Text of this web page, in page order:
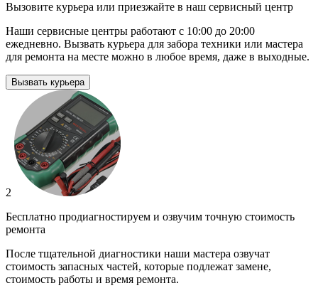
Вызовите курьера или приезжайте в наш сервисный центр
Наши сервисные центры работают с 10:00 до 20:00
ежедневно. Вызвать курьера для забора техники или мастера
для ремонта на месте можно в любое время, даже в выходные.
Вызвать курьера
2
Бесплатно продиагностируем и озвучим точную стоимость
ремонта
После тщательной диагностики наши мастера озвучат
стоимость запасных частей, которые подлежат замене,
стоимость работы и время ремонта.